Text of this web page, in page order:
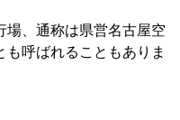
場、通称は県営名古屋空
呼ばれることもありま